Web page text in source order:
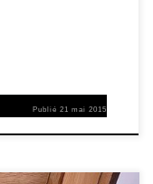
Publié21 mai 2015